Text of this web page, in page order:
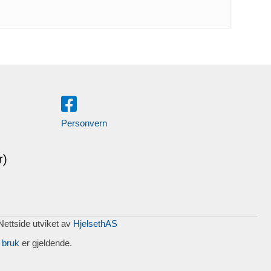
Personvern
utviket av HjelsethAS
er gjeldende.